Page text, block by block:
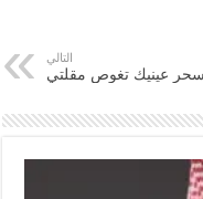
التالي
عينيك تغوص مقلتي